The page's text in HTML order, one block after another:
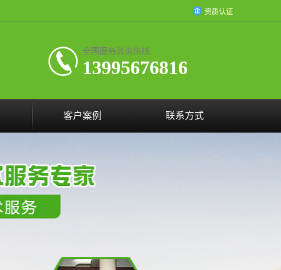
资质认证
全国服务咨询热线:
13995676816
客户案例 联系方式